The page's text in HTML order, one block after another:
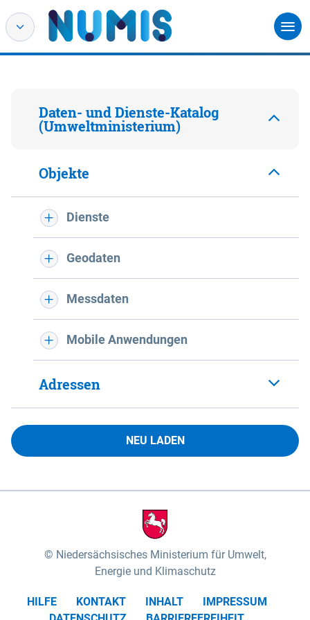
Daten- und Dienste-Katalog
(Umweltministerium)
Objekte
Dienste
Geodaten
Messdaten
Mobile Anwendungen
Adressen
NEU LADEN
Niedersächsisches Ministerium für Umwelt,
Energie und Klimaschutz
HILFE KONTAKT INHALT
IMPRESSUM